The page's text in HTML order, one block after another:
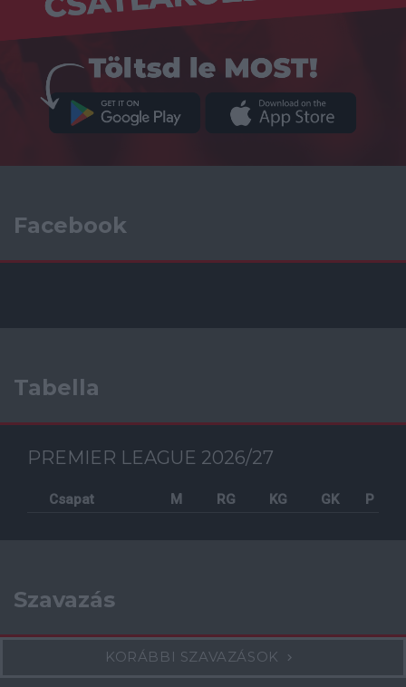
Facebook
Tabella
PREMIER LEAGUE 2026/27
Csapat M RG KG GK P
Szavazás
KORÁBBI SZAVAZÁSOK